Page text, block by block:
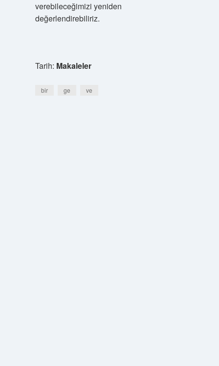
verebileceğimizi yeniden
değerlendirebiliriz.
Tarih: Makaleler
bir ge ve